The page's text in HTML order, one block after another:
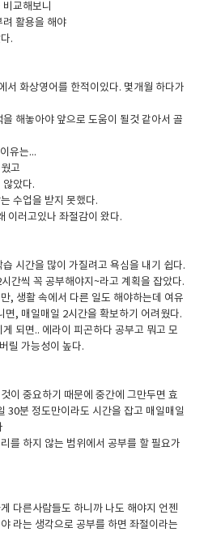
교해보니
려 활용을 해야
.
서 화상영어를 한적이있다. 몇개월 하다가
해놓아야 앞으로 도움이 될것 같아서 골
유는...
고
않았다.
수업을 받지 못했다.
이러고있나 좌절감이 왔다.
시간을 많이 가질려고 욕심을 내기 쉽다.
간씩 꼭 공부해야지~라고 계획을 잡았다.
, 생활 속에서 다른 일도 해야하는데 여유
면, 매일매일 2시간을 확보하기 어려웠다.
되면.. 에라이 피곤하다 공부고 뭐고 모
릴 가능성이 높다.
이 중요하기 때문에 중간에 그만두면 효
30분 정도만이라도 시간을 잡고 매일매일
를 하지 않는 범위에서 공부를 할 필요가
다른사람들도 하니까 나도 해야지 언젠
라는 생각으로 공부를 하면 좌절이라는